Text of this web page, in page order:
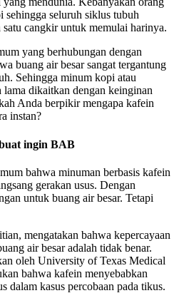
sehingga seluruh siklus tubuh
cangkir untuk memulai harinya.
yang berhubungan dengan
buang air besar sangat tergantung
Sehingga minum kopi atau
dikaitkan dengan keinginan
Anda berpikir mengapa kafein
instan?
ingin BAB
bahwa minuman berbasis kafein
gerakan usus. Dengan
untuk buang air besar. Tetapi
mengatakan bahwa kepercayaan
air besar adalah tidak benar.
oleh University of Texas Medical
bahwa kafein menyebabkan
dalam kasus percobaan pada tikus.